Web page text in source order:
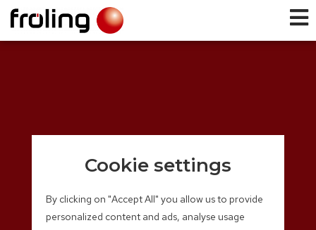
Cookie settings
By clicking on "Accept All" you allow us to provide
personalized content and ads, analyse usage